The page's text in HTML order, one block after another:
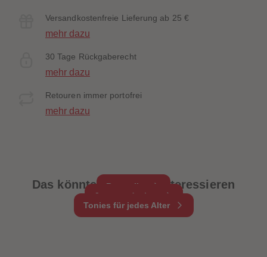
Versandkostenfreie Lieferung ab 25 €
mehr dazu
30 Tage Rückgaberecht
mehr dazu
Retouren immer portofrei
mehr dazu
Das könnte dich auch interessieren
Bestseller
Jetzt entdecken
Tonies für jedes Alter